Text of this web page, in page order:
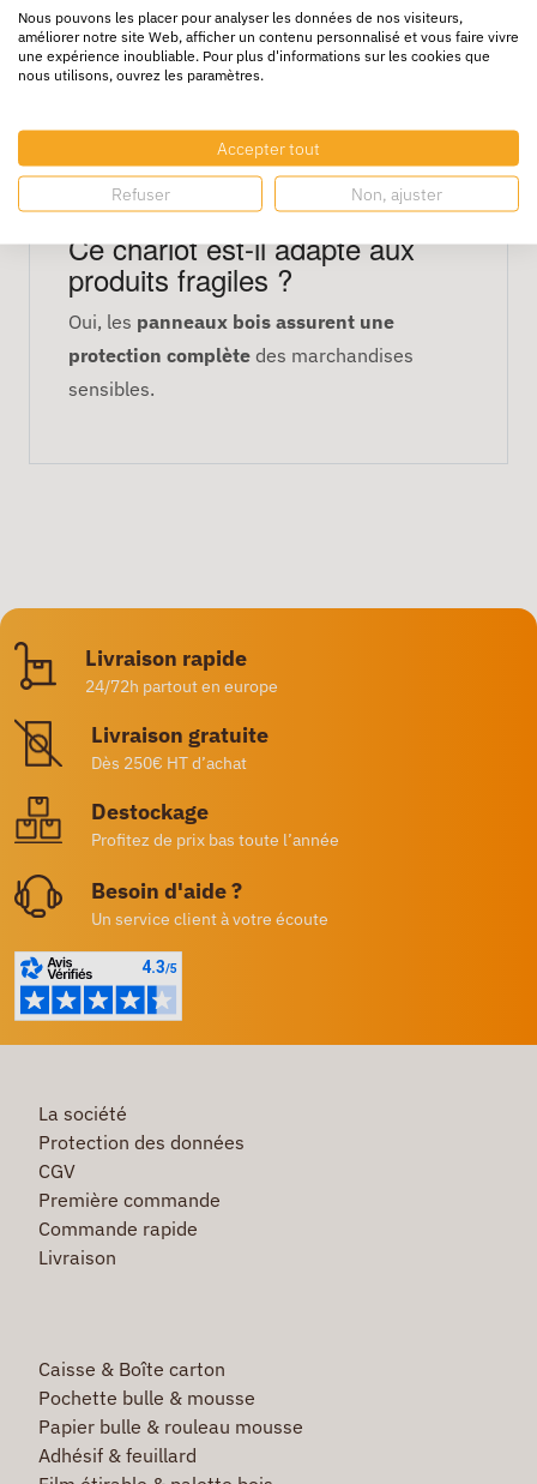
Structure robuste adaptée à un usage
professionnel
FAQ – Chariot Promax bas 4
côtés bois
Ce chariot est-il adapté aux
produits fragiles ?
Oui, les panneaux bois assurent une
protection complète des marchandises
sensibles.
Livraison rapide
24/72h partout en europe
Livraison gratuite
Dès 250€ HT d’achat
Destockage
Profitez de prix bas toute l’année
Besoin d'aide ?
Un service client à votre écoute
La société
Protection des données
CGV
Première commande
Commande rapide
Livraison
Caisse & Boîte carton
Pochette bulle & mousse
Papier bulle & rouleau mousse
Adhésif & feuillard
Nous pouvons les placer pour analyser les données de nos visiteurs,
améliorer notre site Web, afficher un contenu personnalisé et vous faire vivre
une expérience inoubliable. Pour plus d'informations sur les cookies que
nous utilisons, ouvrez les paramètres.
Accepter tout
Refuser Non, ajuster